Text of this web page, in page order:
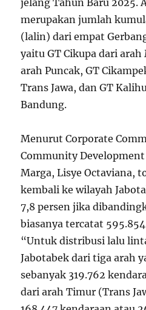
merupakan jumlah
(lalin) dari empat
yaitu GT Cikupa dari arah
arah Puncak, GT
Trans Jawa, dan GT
Bandung.
Menurut Corporate
Community Development
Marga, Lisye Octaviana,
kembali ke wilayah
7,8 persen jika
biasanya tercatat
“Untuk distribusi lalu
Jabotabek dari tiga arah
sebanyak 319.762
dari arah Timur (Trans